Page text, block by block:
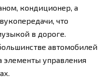
кондиционер, а
что
в дороге.
автомобилей
элементы управления